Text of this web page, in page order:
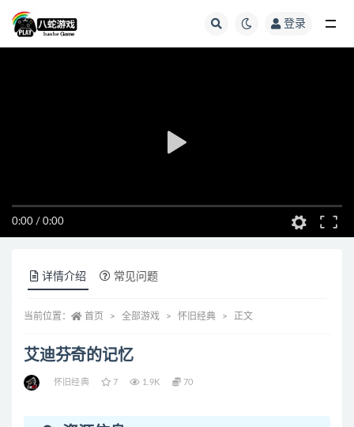
登录
0:00 / 0:00
详情介绍 常见问题
当前位置： 首页 全部游戏 怀旧经典 正文
艾迪芬奇的记忆
怀旧经典 7 1.9K 70